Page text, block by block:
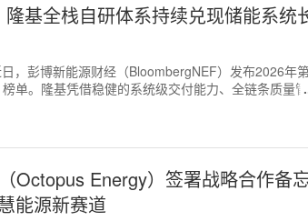
基全栈自研体系持续兑现储能系统
，彭博新能源财经（BloombergNEF）发布2026年
单。隆基凭借稳健的系统级交付能力、全链条质量管
Octopus Energy）签署战略合作备
能源新赛道